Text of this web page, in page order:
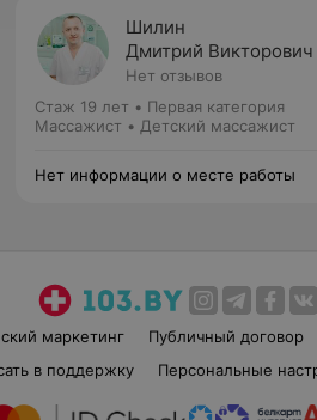
Шилин
Дмитрий Викторович
Нет отзывов
Стаж 19 лет • Первая категория
Массажист • Детский массажист
Нет информации о месте работы
маркетинг Публичный договор
в поддержку Персональные